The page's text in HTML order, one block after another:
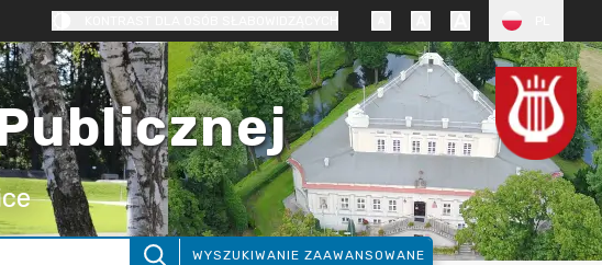
WYSZUKIWANIE ZAAWANSOWANE